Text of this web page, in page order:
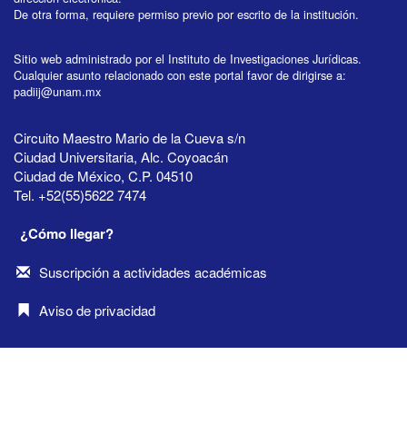
De otra forma, requiere permiso previo por escrito de la institución.
Sitio web administrado por el Instituto de Investigaciones Jurídicas.
Cualquier asunto relacionado con este portal favor de dirigirse a:
padiij@unam.mx
Circuito Maestro Mario de la Cueva s/n
Ciudad Universitaria, Alc. Coyoacán
Ciudad de México, C.P. 04510
Tel. +52(55)5622 7474
¿Cómo llegar?
Suscripción a actividades académicas
Aviso de privacidad